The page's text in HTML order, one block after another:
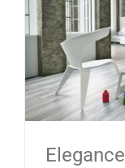
Elegance